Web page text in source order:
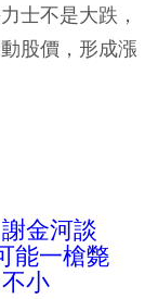
士不是大跌，
股價，形成漲
金河談
能一槍斃
小